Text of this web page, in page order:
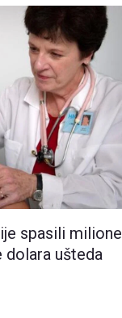
spasili milione
ušteda